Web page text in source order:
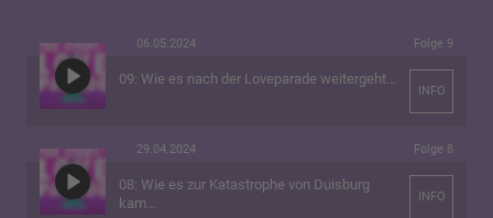
06.05.2024 Folge 9
09: Wie es nach der Loveparade weitergeht…
INFO
29.04.2024 Folge 8
08: Wie es zur Katastrophe von Duisburg
kam…
INFO